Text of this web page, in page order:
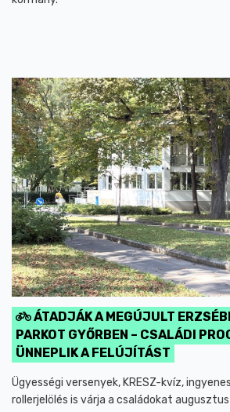
ÁTADJÁK A MEGÚJULT
PARKOT GYŐRBEN – CSALÁDI
ÜNNEPLIK A FELÚJÍTÁST
Ügyességi versenyek, KRESZ-kvíz,
rollerjelölés is várja a családokat